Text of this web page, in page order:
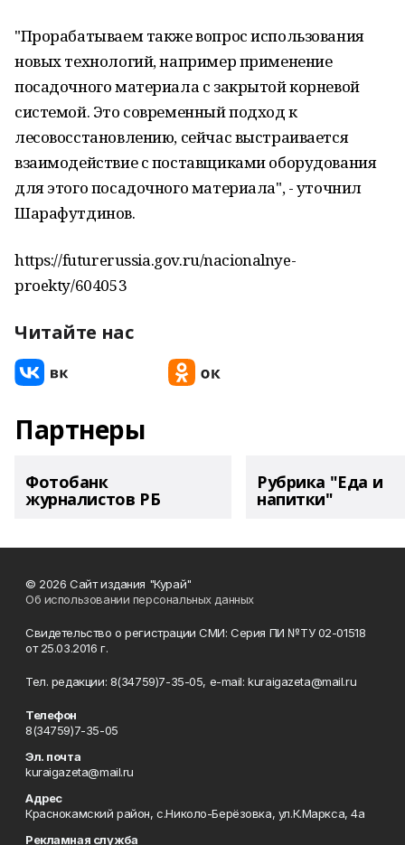
"Прорабатываем также вопрос использования
новых технологий, например применение
посадочного материала с закрытой корневой
системой. Это современный подход к
лесовосстановлению, сейчас выстраивается
взаимодействие с поставщиками оборудования
для этого посадочного материала", - уточнил
Шарафутдинов.
https://futurerussia.gov.ru/nacionalnye-
proekty/604053
Читайте нас
Партнеры
Фотобанк
журналистов РБ
Рубрика "Еда и
напитки"
© 2026 Сайт издания "Курай"
Об использовании персональных данных
Свидетельство о регистрации СМИ: Серия ПИ №ТУ 02-01518
от 25.03.2016 г.
Тел. редакции: 8(34759)7-35-05, e-mail: kuraigazeta@mail.ru
Телефон
8(34759)7-35-05
Эл. почта
kuraigazeta@mail.ru
Адрес
Краснокамский район, с.Николо-Берёзовка, ул.К.Маркса, 4а
Рекламная служба